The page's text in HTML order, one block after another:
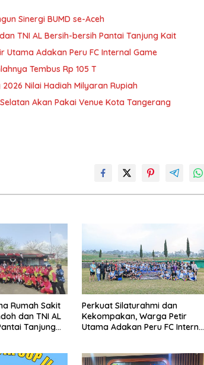
Sinergi BUMD se-Aceh
TNI AL Bersih-bersih Pantai Tanjung Kait
Adakan Peru FC Internal Game
Tembus Rp 105 T
Nilai Hadiah Milyaran Rupiah
Akan Pakai Venue Kota Tangerang
Rumah Sakit
dan TNI AL
Tanjung
Perkuat Silaturahmi dan
Kekompakan, Warga Petir
Utama Adakan Peru FC Internal